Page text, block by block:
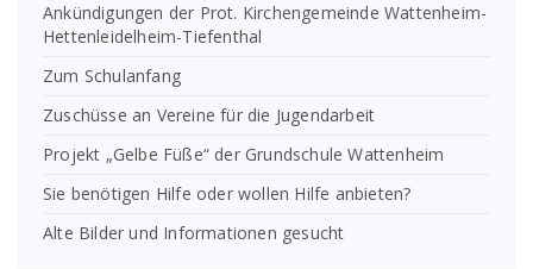
Ankündigungen der Prot. Kirchengemeinde Wattenheim-
Hettenleidelheim-Tiefenthal
Zum Schulanfang
Zuschüsse an Vereine für die Jugendarbeit
Projekt „Gelbe Füße“ der Grundschule Wattenheim
Sie benötigen Hilfe oder wollen Hilfe anbieten?
Alte Bilder und Informationen gesucht